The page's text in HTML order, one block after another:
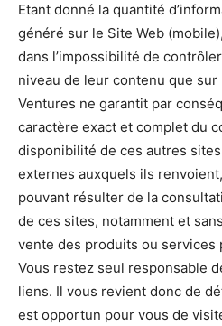
Etant donné la quantité
généré sur le Site Web
dans l’impossibilité de
niveau de leur contenu que
Ventures ne garantit par
caractère exact et complet du
disponibilité de ces autres
externes auxquels ils
pouvant résulter de la
de ces sites, notamment et
vente des produits ou services
Vous restez seul responsable
liens. Il vous revient donc de
est opportun pour vous de